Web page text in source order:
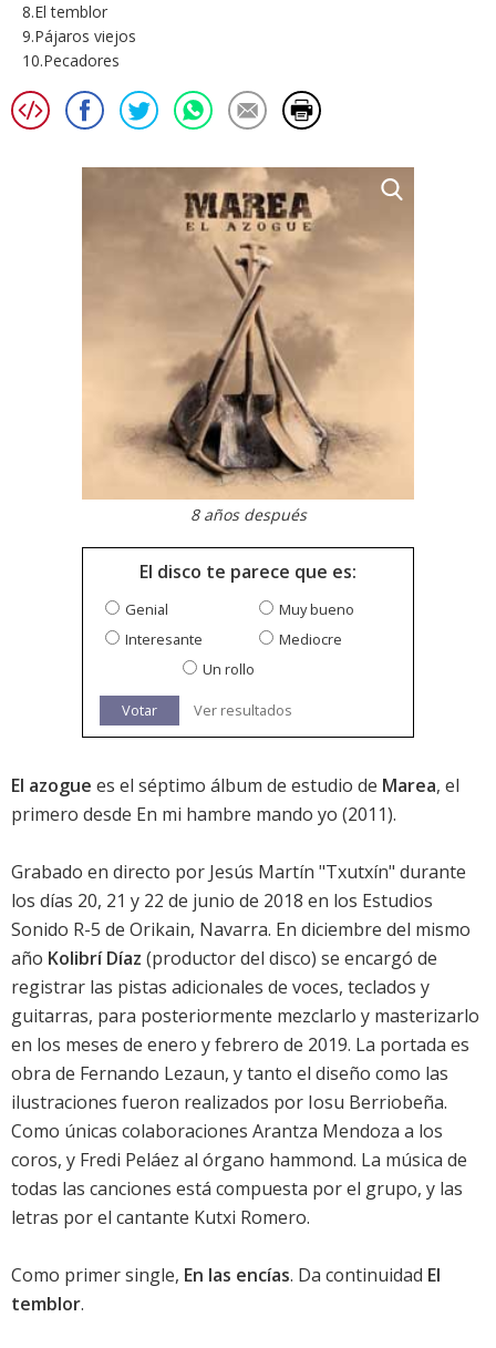
8.El temblor
9.Pájaros viejos
10.Pecadores
8 años después
El disco te parece que es:
Genial
Muy bueno
Interesante
Mediocre
Un rollo
Votar Ver resultados
El azogue es el séptimo álbum de estudio de Marea, el
primero desde En mi hambre mando yo (2011).
Grabado en directo por Jesús Martín "Txutxín" durante
los días 20, 21 y 22 de junio de 2018 en los Estudios
Sonido R-5 de Orikain, Navarra. En diciembre del mismo
año Kolibrí Díaz (productor del disco) se encargó de
registrar las pistas adicionales de voces, teclados y
guitarras, para posteriormente mezclarlo y masterizarlo
en los meses de enero y febrero de 2019. La portada es
obra de Fernando Lezaun, y tanto el diseño como las
ilustraciones fueron realizados por Iosu Berriobeña.
Como únicas colaboraciones Arantza Mendoza a los
coros, y Fredi Peláez al órgano hammond. La música de
todas las canciones está compuesta por el grupo, y las
letras por el cantante Kutxi Romero.
Como primer single, En las encías. Da continuidad El
temblor.